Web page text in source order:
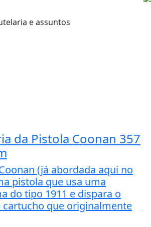
e assuntos
da Pistola Coonan 357
(já abordada aqui no
pistola que usa uma
do tipo 1911 e dispara o
cartucho que originalmente